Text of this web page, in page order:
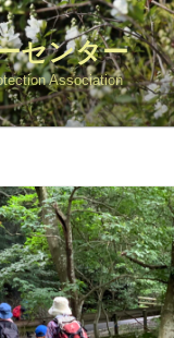
センター
Association